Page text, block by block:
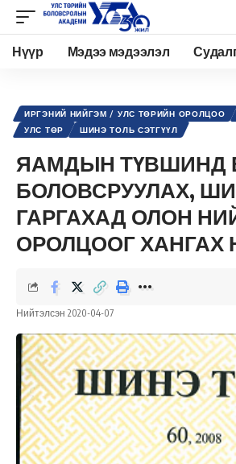
Нүүр Мэдээ мэдээлэл
ИРГЭНИЙ НИЙГЭМ / УЛС ТӨРИЙН ОРОЛЦОО
УЛС ТӨР
ШИНЭ ТОЛЬ СЭТГҮҮЛ
ЯАМДЫН ТҮВШИНД
БОЛОВСРУУЛАХ,
ГАРГАХАД ОЛОН
ОРОЛЦООГ ХАНГАХ
Нийтэлсэн 2020-04-07